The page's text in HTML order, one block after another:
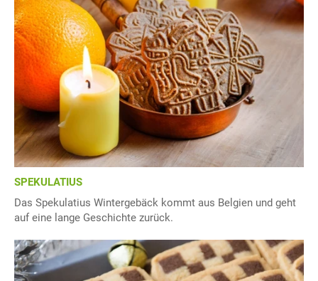
SPEKULATIUS
Das Spekulatius Wintergebäck kommt aus Belgien und geht
auf eine lange Geschichte zurück.